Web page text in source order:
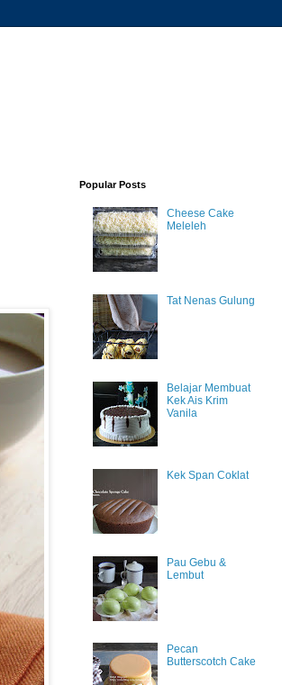
Popular Posts
Cheese Cake
Meleleh
Tat Nenas Gulung
Belajar Membuat
Kek Ais Krim
Vanila
Kek Span Coklat
Pau Gebu &
Lembut
Pecan
Butterscotch Cake